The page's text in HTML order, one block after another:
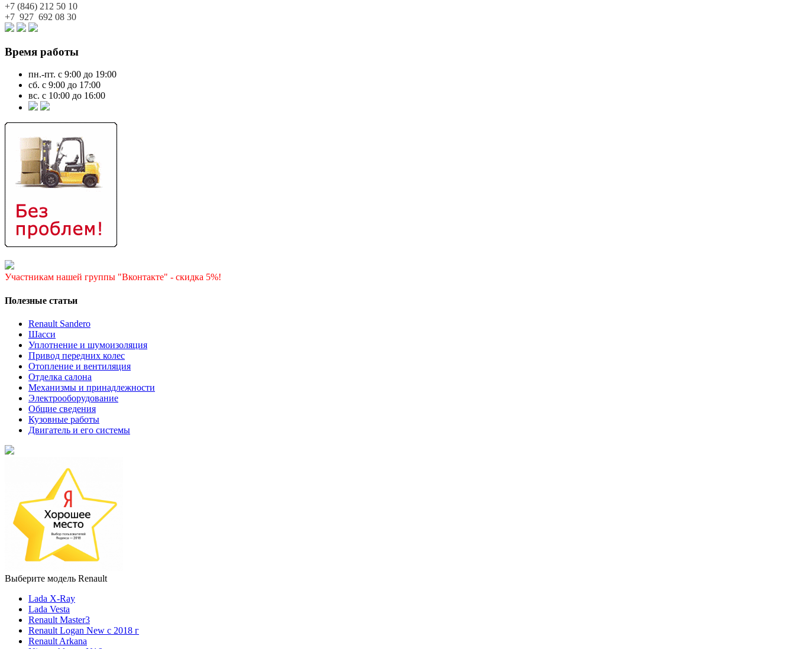
+7 (846) 212 50 10
+7 927 692 08 30
Время работы
пн.-пт. с 9:00 до 19:00
сб. с 9:00 до 17:00
вс. с 10:00 до 16:00
Участникам нашей группы "Вконтакте" - скидка 5%!
Полезные статьи
Renault Sandero
Шасси
Уплотнение и шумоизоляция
Привод передних колес
Отопление и вентиляция
Отделка салона
Механизмы и принадлежности
Электрооборудование
Общие сведения
Кузовные работы
Двигатель и его системы
Выберите модель Renault
Lada X-Ray
Lada Vesta
Renault Master3
Renault Logan New с 2018 г
Renault Arkana